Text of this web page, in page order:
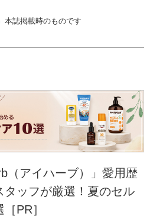
本誌掲載時のものです
（アイハーブ）」愛用歴
タッフが厳選！夏のセル
PR］